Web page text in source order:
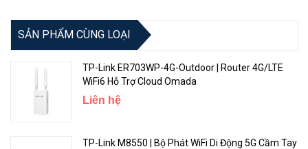
SẢN PHẨM CÙNG LOẠI
TP-Link ER703WP-4G-Outdoor | Router 4G/LTE
WiFi6 Hỗ Trợ Cloud Omada
Liên hệ
TP-Link M8550 | Bộ Phát WiFi Di Động 5G Cầm Tay